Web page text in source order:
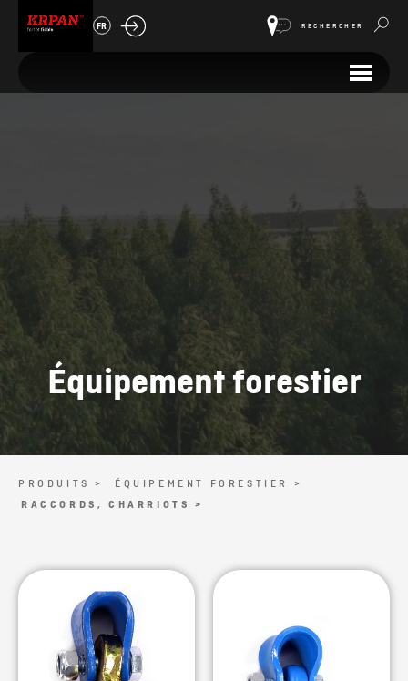
FR RECHERCHER
Équipement forestier
PRODUITS >
ÉQUIPEMENT FORESTIER >
RACCORDS, CHARRIOTS >